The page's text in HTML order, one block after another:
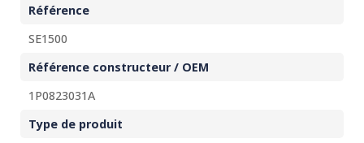
Référence
SE1500
Référence constructeur / OEM
1P0823031A
Type de produit